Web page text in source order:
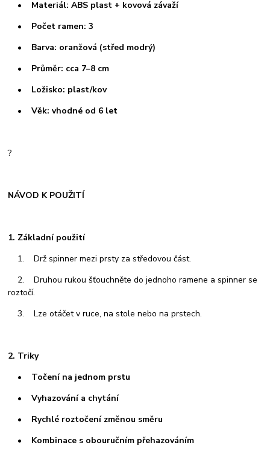
• Materiál: ABS plast + kovová závaží
• Počet ramen: 3
• Barva: oranžová (střed modrý)
• Průměr: cca 7–8 cm
• Ložisko: plast/kov
• Věk: vhodné od 6 let
?
NÁVOD K POUŽITÍ
1. Základní použití
1. Drž spinner mezi prsty za středovou část.
2. Druhou rukou šťouchněte do jednoho ramene a spinner se
roztočí.
3. Lze otáčet v ruce, na stole nebo na prstech.
2. Triky
• Točení na jednom prstu
• Vyhazování a chytání
• Rychlé roztočení změnou směru
• Kombinace s obouručním přehazováním